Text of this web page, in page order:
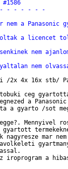
- - - - - -
a Panasonic
a licencet
nem
nem
/2x 4x 16x stb/
ceg
a
a gyarto /sot
Mennyivel
gyartott
mar nem
iroprogram a